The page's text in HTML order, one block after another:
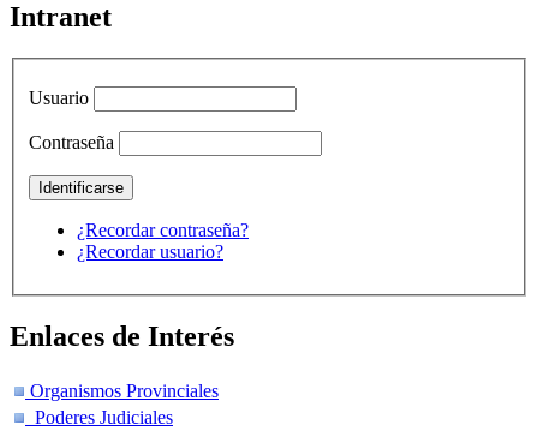
Intranet
Usuario
Contraseña
¿Recordar contraseña?
¿Recordar usuario?
Enlaces de Interés
Organismos Provinciales
Poderes Judiciales